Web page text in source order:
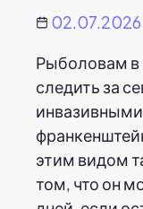
02.07.2026
Рыболовам в
следить за
этим видом
том, что он